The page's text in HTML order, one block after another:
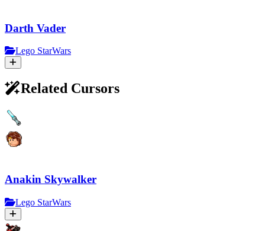
Darth Vader
Lego StarWars
Related Cursors
Anakin Skywalker
Lego StarWars